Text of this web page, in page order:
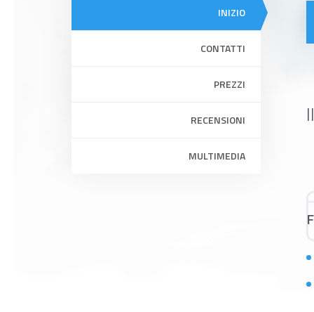
INIZIO
CONTATTI
PREZZI
RECENSIONI
MULTIMEDIA